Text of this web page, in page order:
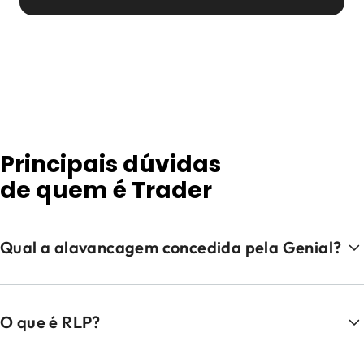
Principais dúvidas
de quem é Trader
Qual a alavancagem concedida pela Genial?
O que é RLP?